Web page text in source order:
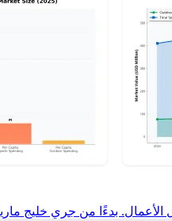
بدءًا من جري خليج